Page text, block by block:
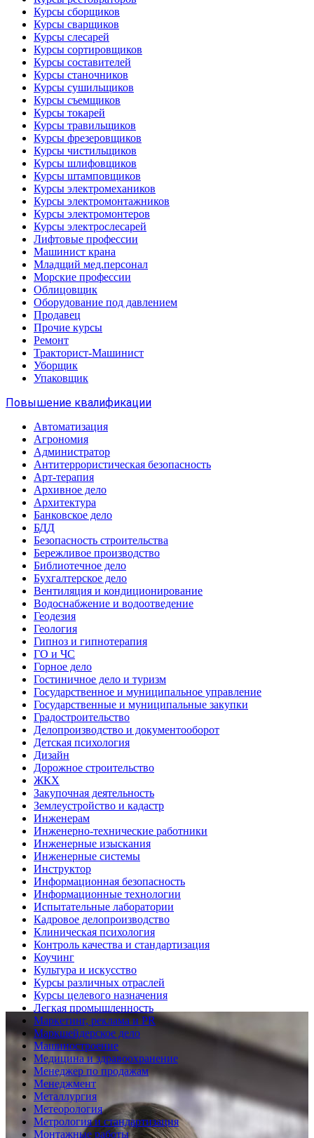
Курсы сборщиков
Курсы сварщиков
Курсы слесарей
Курсы сортировщиков
Курсы составителей
Курсы станочников
Курсы сушильщиков
Курсы съемщиков
Курсы токарей
Курсы травильщиков
Курсы фрезеровщиков
Курсы чистильщиков
Курсы шлифовщиков
Курсы штамповщиков
Курсы электромехаников
Курсы электромонтажников
Курсы электромонтеров
Курсы электрослесарей
Лифтовые профессии
Машинист крана
Младщий мед.персонал
Морские профессии
Облицовщик
Оборудование под давлением
Продавец
Прочие курсы
Ремонт
Тракторист-Машинист
Уборщик
Упаковщик
Повышение квалификации
Автоматизация
Агрономия
Администратор
Антитеррористическая безопасность
Арт-терапия
Архивное дело
Архитектура
Банковское дело
БДД
Безопасность строительства
Бережливое производство
Библиотечное дело
Бухгалтерское дело
Вентиляция и кондиционирование
Водоснабжение и водоотведение
Геодезия
Геология
Гипноз и гипнотерапия
ГО и ЧС
Горное дело
Гостиничное дело и туризм
Государственное и муниципальное управление
Государственные и муниципальные закупки
Градостроительство
Делопроизводство и документооборот
Детская психология
Дизайн
Дорожное строительство
ЖКХ
Закупочная деятельность
Землеустройство и кадастр
Инженерам
Инженерно-технические работники
Инженерные изыскания
Инженерные системы
Инструктор
Информационная безопасность
Информационные технологии
Испытательные лаборатории
Кадровое делопроизводство
Клиническая психология
Контроль качества и стандартизация
Коучинг
Культура и искусство
Курсы различных отраслей
Курсы целевого назначения
Легкая промышленность
Маркетинг, реклама и PR
Маркшейдерское дело
Машиностроение
Медицина и здравоохранение
Менеджер по продажам
Менеджмент
Металлургия
Метеорология
Метрология и стандартизация
Монтажные работы